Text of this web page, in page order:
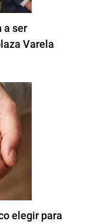
a ser
Varela
elegir para